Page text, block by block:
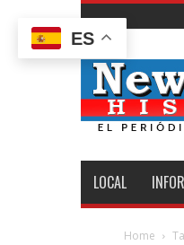
LOCAL
Home
ES